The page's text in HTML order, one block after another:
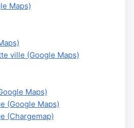
Maps)
ville (Google Maps)
Maps)
(Google Maps)
(Chargemap)